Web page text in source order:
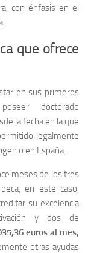
con énfasis en el
que ofrece
en sus primeros
doctorado
la fecha en la que
legalmente
o en España.
meses de los tres
en este caso,
su excelencia
y dos de
euros al mes,
otras ayudas